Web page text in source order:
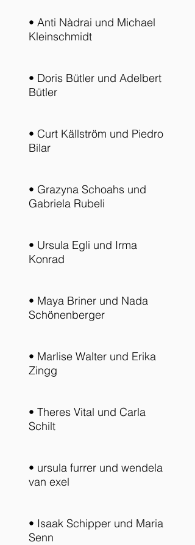
• Anti Nàdrai und Michael
Kleinschmidt
• Doris Bütler und Adelbert
Bütler
• Curt Källström und Piedro
Bilar
• Grazyna Schoahs und
Gabriela Rubeli
• Ursula Egli und Irma
Konrad
• Maya Briner und Nada
Schönenberger
• Marlise Walter und Erika
Zingg
• Theres Vital und Carla
Schilt
• ursula furrer und wendela
van exel
• Isaak Schipper und Maria
Senn